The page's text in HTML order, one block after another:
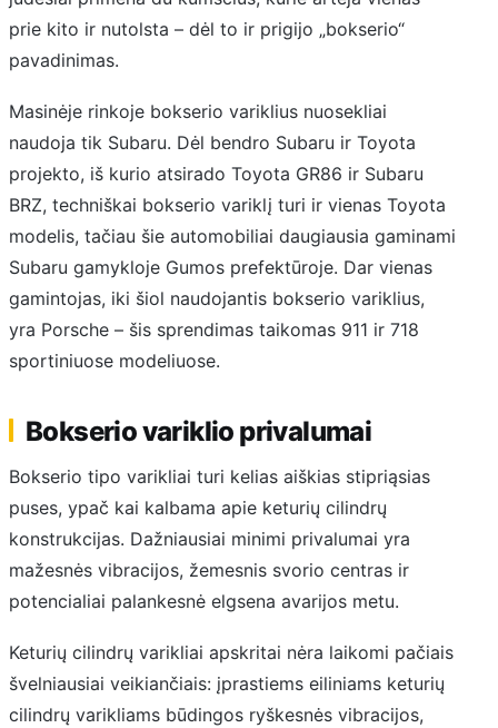
prie kito ir nutolsta – dėl to ir prigijo „bokserio“
pavadinimas.
Masinėje rinkoje bokserio variklius nuosekliai
naudoja tik Subaru. Dėl bendro Subaru ir Toyota
projekto, iš kurio atsirado Toyota GR86 ir Subaru
BRZ, techniškai bokserio variklį turi ir vienas Toyota
modelis, tačiau šie automobiliai daugiausia gaminami
Subaru gamykloje Gumos prefektūroje. Dar vienas
gamintojas, iki šiol naudojantis bokserio variklius,
yra Porsche – šis sprendimas taikomas 911 ir 718
sportiniuose modeliuose.
Bokserio variklio privalumai
Bokserio tipo varikliai turi kelias aiškias stipriąsias
puses, ypač kai kalbama apie keturių cilindrų
konstrukcijas. Dažniausiai minimi privalumai yra
mažesnės vibracijos, žemesnis svorio centras ir
potencialiai palankesnė elgsena avarijos metu.
Keturių cilindrų varikliai apskritai nėra laikomi pačiais
švelniausiai veikiančiais: įprastiems eiliniams keturių
cilindrų varikliams būdingos ryškesnės vibracijos,